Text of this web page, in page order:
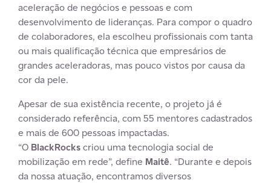
aceleração de negócios e pessoas e com
desenvolvimento de lideranças. Para compor o quadro
de colaboradores, ela escolheu profissionais com tanta
ou mais qualificação técnica que empresários de
grandes aceleradoras, mas pouco vistos por causa da
cor da pele.
Apesar de sua existência recente, o projeto já é
considerado referência, com 55 mentores cadastrados
e mais de 600 pessoas impactadas.
“O BlackRockscriou uma tecnologia social de
mobilização em rede”, define Maitê. “Durante e depois
da nossa atuação, encontramos diversos